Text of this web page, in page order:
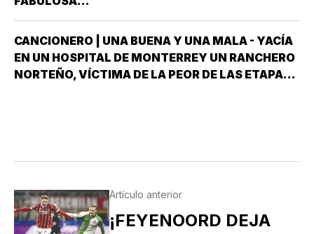
CANCIONERO | UNA BUENA Y UNA MALA - YACÍA
EN UN HOSPITAL DE MONTERREY UN RANCHERO
NORTEÑO, VÍCTIMA DE LA PEOR DE LAS ETAPAS
Artículo anterior
¡FEYENOORD DEJA